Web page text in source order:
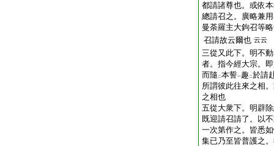
都請諸尊也。或依
總請召之。廣略兼
曼荼羅主大鉤召等
召請故云爾也 云云
三從又此下。明不
者。指今經大宗。
而隨 二本誓一趣 二於請
所謂彼此往來之相
之相也
五從大衆下。明辟
既迎請召請了。以
一次第作之。皆悉
集已乃至皆普護之